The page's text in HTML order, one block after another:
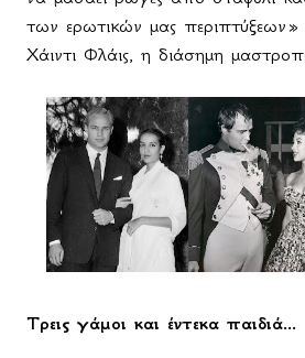
των ερωτικών μας
Χάιντι Φλάις, η διάσημη
Τρεις γάμοι και έντεκα παιδιά...